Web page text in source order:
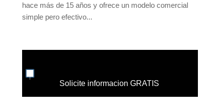
hace más de 15 años y ofrece un modelo comercial
simple pero efectivo...
Solicite informacion GRATIS